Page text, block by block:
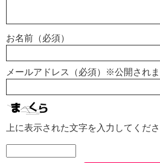
お名前（必須）
メールアドレス（必須）※公開され
上に表示された文字を入力してくださ